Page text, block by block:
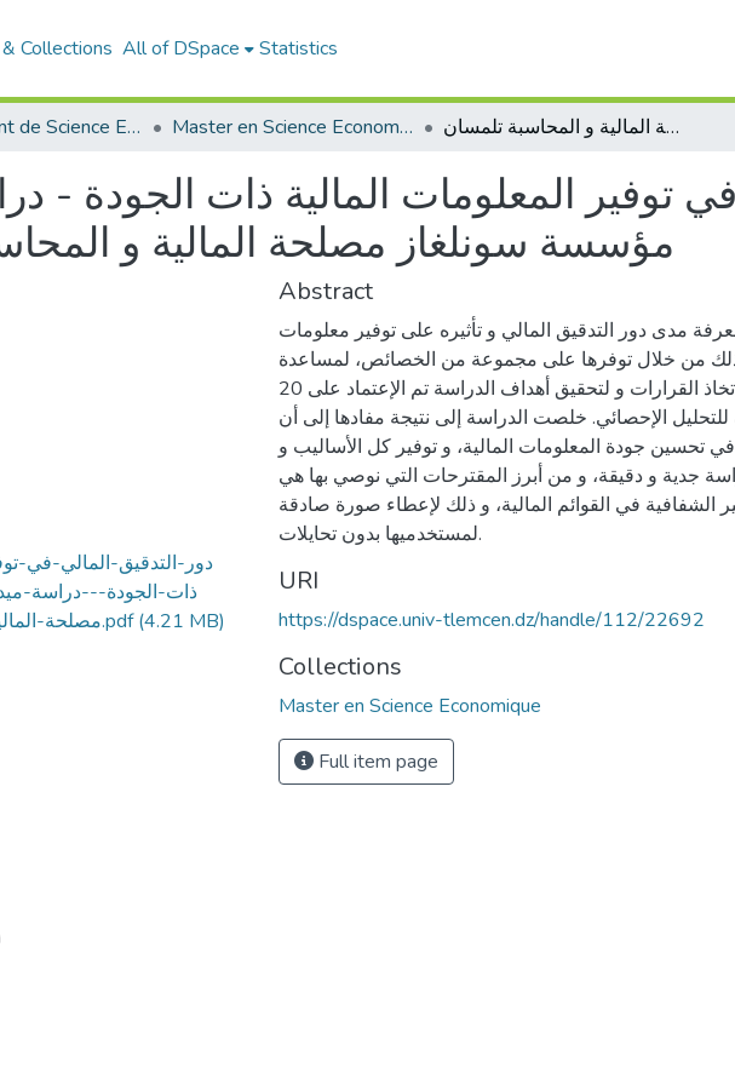
Collections All of DSpace Statistics
Département de Science Economique Master en Science Economique دور التدقيق المالي في توفير المعلومات المالية ذات الجودة - دراسة ميدانية مؤسسة سونلغاز مصلحة المالية و المحاسبة تلمسان
توفير المعلومات المالية ذات الجودة -
مؤسسة سونلغاز مصلحة المالية و
دور-التدقيق-المالي-في-
ذات-الجودة---دراسة-
مصلحة-المالية-و-المحاسبة-تلمسان.pdf(4.21 MB)
Abstract
مدى دور التدقيق المالي و تأثيره على توفير معلومات
من خلال توفرها على مجموعة من الخصائص، لمساعدة
مستخدميها في عملية إتخاذ القرارات و لتحقيق أهداف الدراسة تم الإعتماد على 20
الإحصائي. خلصت الدراسة إلى نتيجة مفادها إلى أن
تحسين جودة المعلومات المالية، و توفير كل الأساليب و
جدية و دقيقة، و من أبرز المقترحات التي نوصي بها هي
الشفافية في القوائم المالية، و ذلك لإعطاء صورة صادقة
لمستخدميها بدون تحايلات.
URI
https://dspace.univ-tlemcen.dz/handle/112/22692
Collections
Master en Science Economique
Full item page